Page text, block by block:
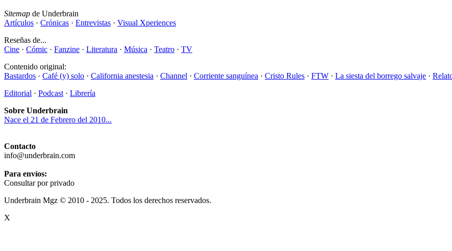
Sitemap de Underbrain
Artículos · Crónicas · Entrevistas · Visual Xperiences
Reseñas de...
Cine · Cómic · Fanzine · Literatura · Música · Teatro · TV
Contenido original:
Bastardos · Café (y) solo · California anestesia · Channel · Corriente sanguínea · Cristo Rules · FTW · La siesta del borrego salvaje ·
Editorial · Podcast · Librería
Sobre Underbrain
Nace el 21 de Febrero del 2010...
Contacto
info@underbrain.com
Para envíos:
Consultar por privado
Underbrain Mgz © 2010 - 2025. Todos los derechos reservados.
X